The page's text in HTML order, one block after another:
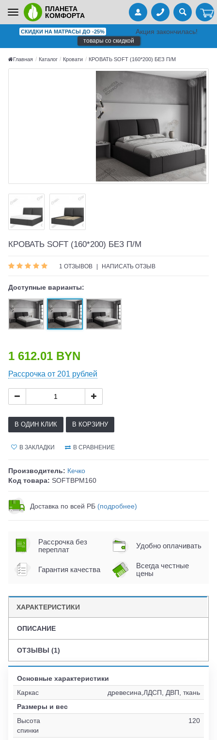
Toggle
navigation
ПЛАНЕТА
КОМФОРТА
СКИДКИ НА МАТРАСЫ ДО -25% Акция закончилась!
товары со скидкой
Главная Каталог Кровати КРОВАТЬ SOFT (160*200) БЕЗ П/М
КРОВАТЬ SOFT (160*200) БЕЗ П/М
1 ОТЗЫВОВ НАПИСАТЬ ОТЗЫВ
Доступные варианты:
1 612.01 BYN
Рассрочка от 201 рублей
В ОДИН КЛИК В КОРЗИНУ
В ЗАКЛАДКИ В СРАВНЕНИЕ
Производитель: Кечко
Код товара: SOFTBPM160
Доставка по всей РБ (подробнее)
Рассрочка без
переплат
Удобно оплачивать
Гарантия качества
Всегда честные
цены
ХАРАКТЕРИСТИКИ
ОПИСАНИЕ
ОТЗЫВЫ (1)
Основные характеристики
Каркас
древесина,ЛДСП, ДВП, ткань
Размеры и вес
Высота
спинки
120